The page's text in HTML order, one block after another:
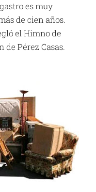
es muy
de cien años.
el Himno de
de Pérez Casas.